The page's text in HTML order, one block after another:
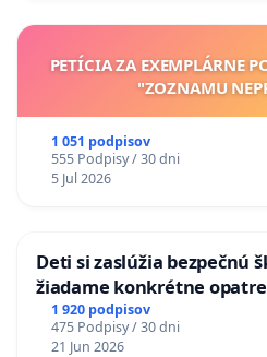
PETÍCIA ZA EXEMPLÁRNE
"ZOZNAMU
1 051 podpisov
555 Podpisy / 30 dni
5 Jul 2026
Deti si zaslúžia bezpečnú
žiadame konkrétne
situácie v školstve
1 920 podpisov
475 Podpisy / 30 dni
21 Jun 2026